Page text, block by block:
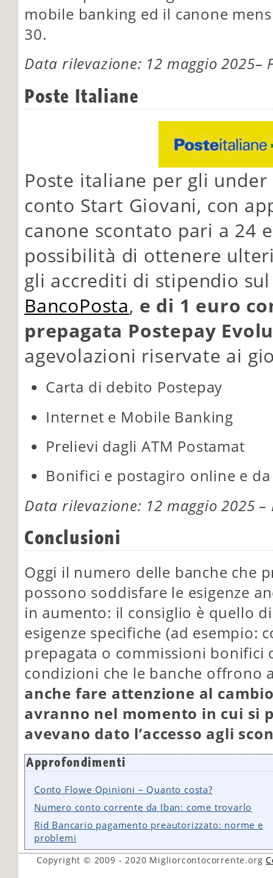
mobile banking ed il canone
30.
Data rilevazione: 12 maggio 2025–
Poste Italiane
Poste italiane per gli
conto Start Giovani, con
canone scontato pari a 24
possibilità di ottenere
gli accrediti di stipendio
BancoPosta, e di 1 euro
prepagata Postepay
agevolazioni riservate ai
Carta di debito Postepay
Internet e Mobile Banking
Prelievi dagli ATM Postamat
Bonifici e postagiro online e
Data rilevazione: 12 maggio 2025
Conclusioni
Oggi il numero delle banche che
possono soddisfare le esigenze
in aumento: il consiglio è quello
esigenze specifiche (ad esempio:
prepagata o commissioni bonifici
condizioni che le banche offrono
anche fare attenzione al
avranno nel momento in cui si
avevano dato l’accesso agli
Approfondimenti
Conto Flowe Opinioni – Quanto costa?
Numero conto corrente da Iban: come trovarlo
Rid Bancario pagamento preautorizzato: norme e
problemi
Copyright © 2009 - 2020 Migliorcontocorrente.org